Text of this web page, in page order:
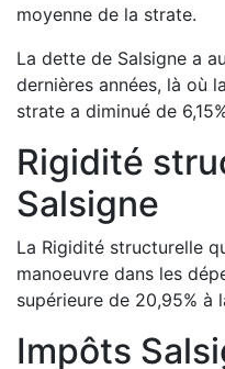
moyenne de la strate.
La dette de Salsigne a
dernières années, là où
strate a diminué de 6,15
Rigidité
Salsigne
La Rigidité structurelle
manoeuvre dans les
supérieure de 20,95% à
Impôts